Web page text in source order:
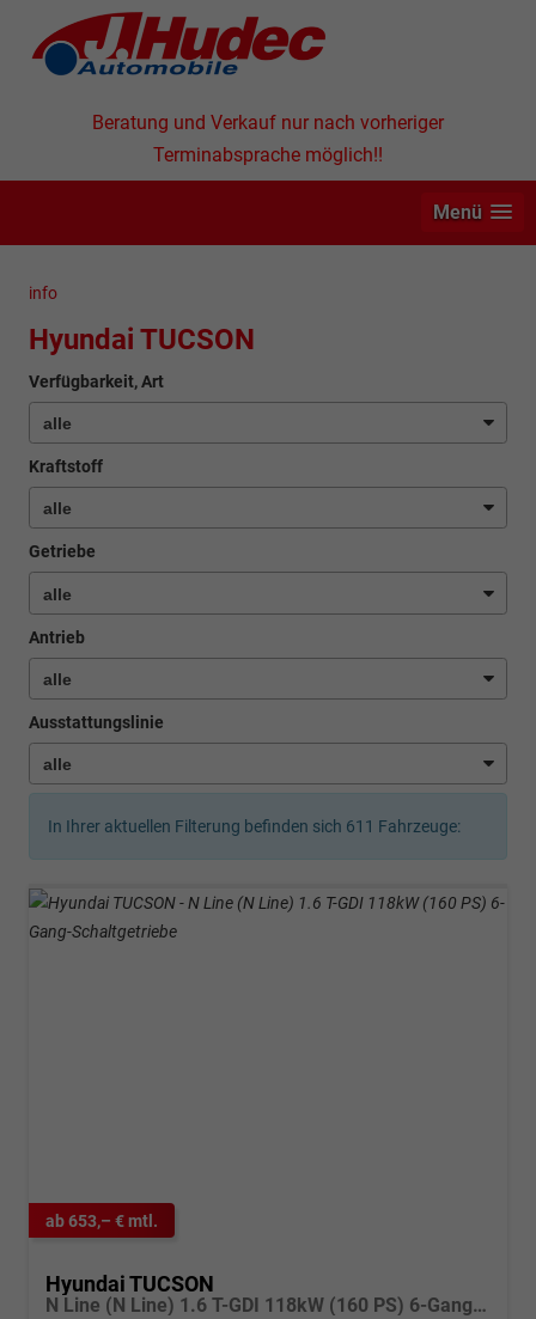
Beratung und Verkauf nur nach vorheriger
Terminabsprache möglich!!
Menü
info
Hyundai TUCSON
Verfügbarkeit, Art
Kraftstoff
Getriebe
Antrieb
Ausstattungslinie
In Ihrer aktuellen Filterung befinden sich 611 Fahrzeuge:
ab 653,– € mtl.
Hyundai TUCSON
N Line (N Line) 1.6 T-GDI 118kW (160 PS) 6-Gang-Schaltgetriebe